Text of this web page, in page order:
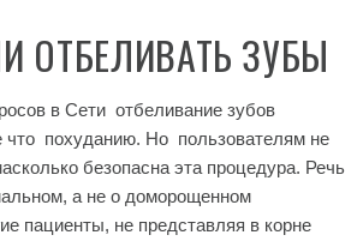
ОТБЕЛИВАТЬ ЗУБЫ
в Сети отбеливание зубов
что похуданию. Но пользователям не
безопасна эта процедура. Речь
а не о доморощенном
пациенты, не представляя в корне